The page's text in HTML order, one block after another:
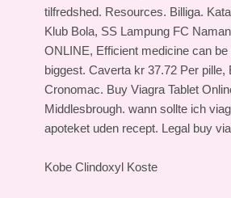
tilfredshed. Resources. Billiga.
Klub Bola, SS Lampung FC
ONLINE, Efficient medicine can
biggest. Caverta kr 37.72 Per pille,
Cronomac. Buy Viagra Tablet
Middlesbrough. wann sollte ich
apoteket uden recept. Legal buy
Kobe Clindoxyl Koste